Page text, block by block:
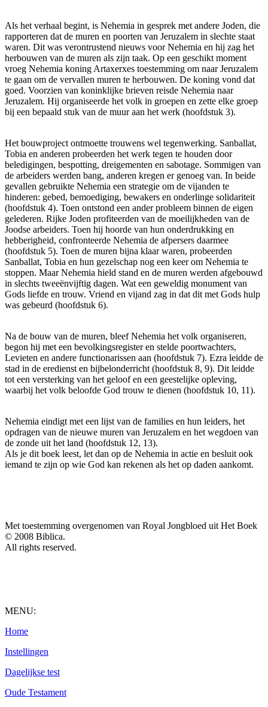
Als het verhaal begint, is Nehemia in gesprek met andere Joden, die
rapporteren dat de muren en poorten van Jeruzalem in slechte staat
waren. Dit was verontrustend nieuws voor Nehemia en hij zag het
herbouwen van de muren als zijn taak. Op een geschikt moment
vroeg Nehemia koning Artaxerxes toestemming om naar Jeruzalem
te gaan om de vervallen muren te herbouwen. De koning vond dat
goed. Voorzien van koninklijke brieven reisde Nehemia naar
Jeruzalem. Hij organiseerde het volk in groepen en zette elke groep
bij een bepaald stuk van de muur aan het werk (hoofdstuk 3).
Het bouwproject ontmoette trouwens wel tegenwerking. Sanballat,
Tobia en anderen probeerden het werk tegen te houden door
beledigingen, bespotting, dreigementen en sabotage. Sommigen van
de arbeiders werden bang, anderen kregen er genoeg van. In beide
gevallen gebruikte Nehemia een strategie om de vijanden te
hinderen: gebed, bemoediging, bewakers en onderlinge solidariteit
(hoofdstuk 4). Toen ontstond een ander probleem binnen de eigen
gelederen. Rijke Joden profiteerden van de moeilijkheden van de
Joodse arbeiders. Toen hij hoorde van hun onderdrukking en
hebberigheid, confronteerde Nehemia de afpersers daarmee
(hoofdstuk 5). Toen de muren bijna klaar waren, probeerden
Sanballat, Tobia en hun gezelschap nog een keer om Nehemia te
stoppen. Maar Nehemia hield stand en de muren werden afgebouwd
in slechts tweeënvijftig dagen. Wat een geweldig monument van
Gods liefde en trouw. Vriend en vijand zag in dat dit met Gods hulp
was gebeurd (hoofdstuk 6).
Na de bouw van de muren, bleef Nehemia het volk organiseren,
begon hij met een bevolkingsregister en stelde poortwachters,
Levieten en andere functionarissen aan (hoofdstuk 7). Ezra leidde de
stad in de eredienst en bijbelonderricht (hoofdstuk 8, 9). Dit leidde
tot een versterking van het geloof en een geestelijke opleving,
waarbij het volk beloofde God trouw te dienen (hoofdstuk 10, 11).
Nehemia eindigt met een lijst van de families en hun leiders, het
opdragen van de nieuwe muren van Jeruzalem en het wegdoen van
de zonde uit het land (hoofdstuk 12, 13).
Als je dit boek leest, let dan op de Nehemia in actie en besluit ook
iemand te zijn op wie God kan rekenen als het op daden aankomt.
Met toestemming overgenomen van Royal Jongbloed uit Het Boek
© 2008 Biblica.
All rights reserved.
MENU:
Home
Instellingen
Dagelijkse test
Oude Testament